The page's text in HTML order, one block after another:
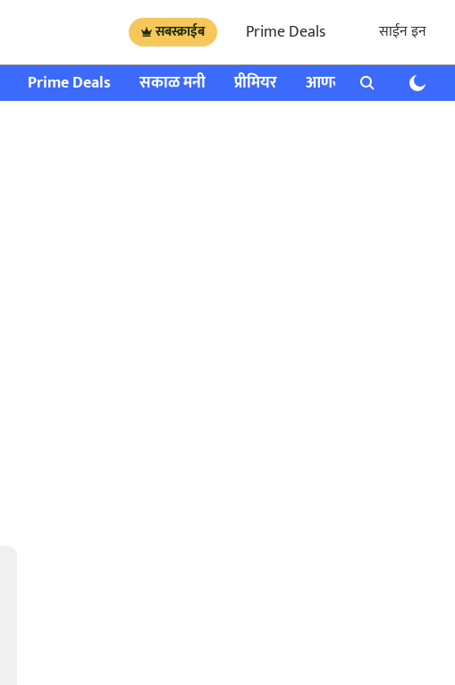
सबस्क्राईब Prime Deals साईन इन
Prime Deals सकाळ मनी प्रीमियर आणखी राशी भविष्य